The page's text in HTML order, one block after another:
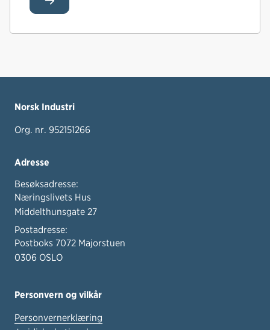
Norsk Industri
Org. nr. 952151266
Adresse
Besøksadresse:
Næringslivets Hus
Middelthunsgate 27
Postadresse:
Postboks 7072 Majorstuen
0306 OSLO
Personvern og vilkår
Personvernerklæring